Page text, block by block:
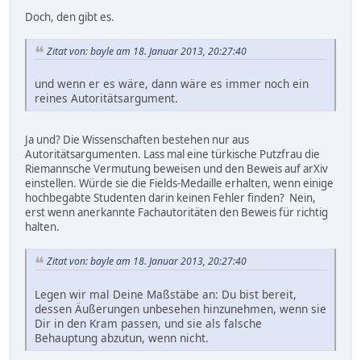
Doch, den gibt es.
Zitat von: bayle am 18. Januar 2013, 20:27:40
und wenn er es wäre, dann wäre es immer noch ein
reines Autoritätsargument.
Ja und? Die Wissenschaften bestehen nur aus
Autoritätsargumenten. Lass mal eine türkische Putzfrau die
Riemannsche Vermutung beweisen und den Beweis auf arXiv
einstellen. Würde sie die Fields-Medaille erhalten, wenn einige
hochbegabte Studenten darin keinen Fehler finden? Nein,
erst wenn anerkannte Fachautoritäten den Beweis für richtig
halten.
Zitat von: bayle am 18. Januar 2013, 20:27:40
Legen wir mal Deine Maßstäbe an: Du bist bereit,
dessen Äußerungen unbesehen hinzunehmen, wenn sie
Dir in den Kram passen, und sie als falsche
Behauptung abzutun, wenn nicht.